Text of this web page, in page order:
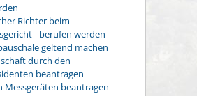
Richter beim
- berufen werden
geltend machen
durch den
beantragen
Messgeräten beantragen